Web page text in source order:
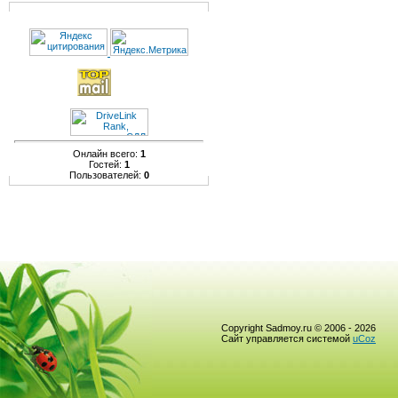
Онлайн всего: 1
Гостей: 1
Пользователей: 0
Copyright Sadmoy.ru © 2006 - 2026
Сайт управляется системой uCoz